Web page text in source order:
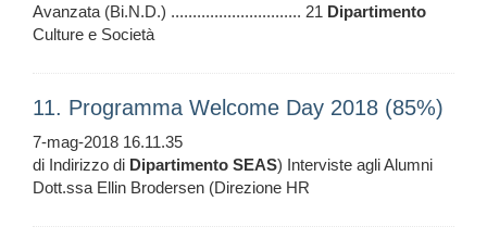
Avanzata (Bi.N.D.) .............................. 21 Dipartimento
Culture e Società
11. Programma Welcome Day 2018 (85%)
7-mag-2018 16.11.35
di Indirizzo di Dipartimento SEAS) Interviste agli Alumni
Dott.ssa Ellin Brodersen (Direzione HR